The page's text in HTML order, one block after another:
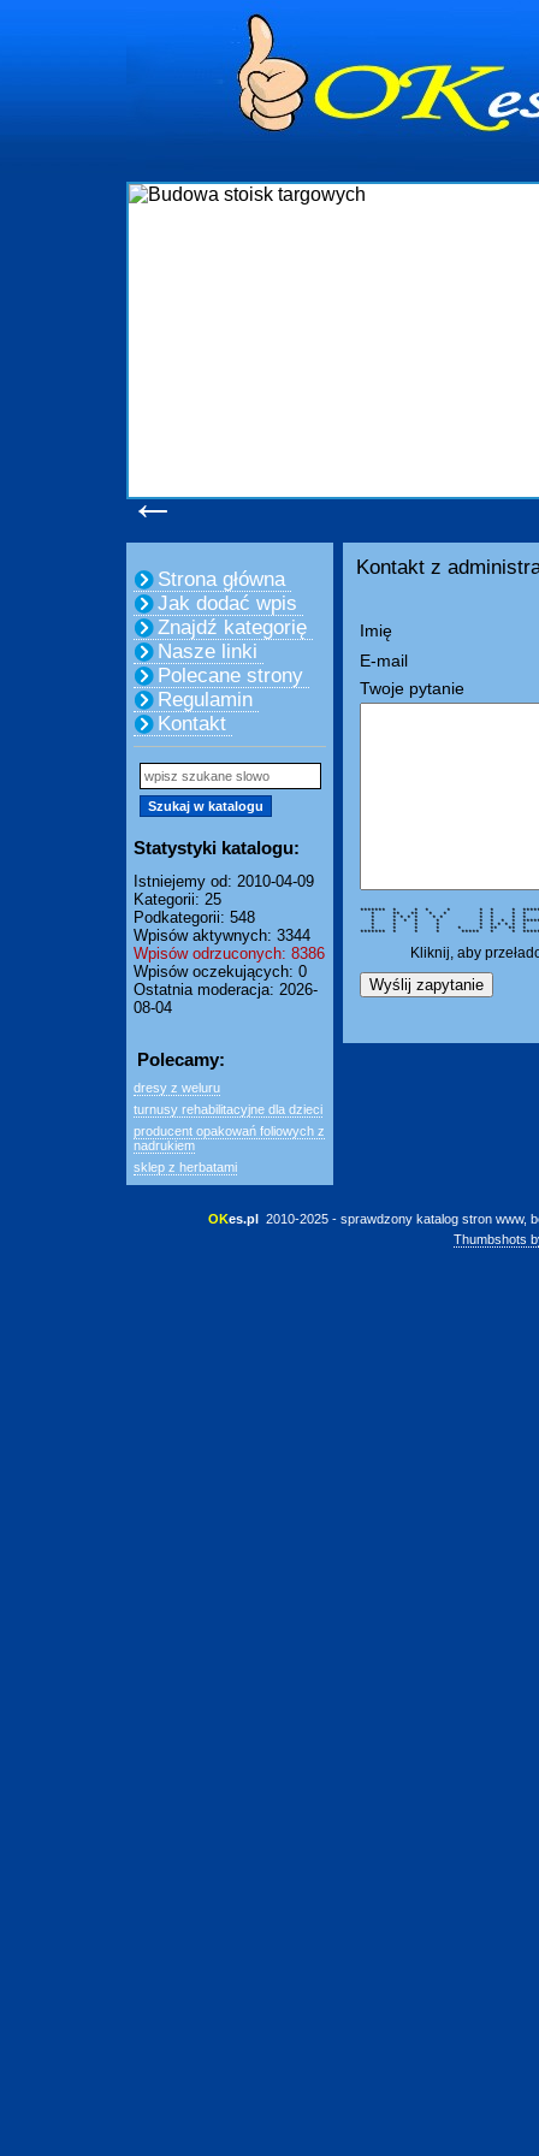
←
Strona główna
Jak dodać wpis
Znajdź kategorię
Nasze linki
Polecane strony
Regulamin
Kontakt
Statystyki katalogu:
Istniejemy od: 2010-04-09
Kategorii: 25
Podkategorii: 548
Wpisów aktywnych: 3344
Wpisów odrzuconych: 8386
Wpisów oczekujących: 0
Ostatnia moderacja: 2026-
08-04
Polecamy:
dresy z weluru
turnusy rehabilitacyjne dla dzieci
producent opakowań foliowych z
nadrukiem
sklep z herbatami
Kontakt z
Imię
E-mail
Twoje pytanie
******* * * * * * * *
* ** ** * * * * *
* * * * * * * * * *
* * * * * * * * *
* * * * * * * * *
* * * * * * ** **
******* * * * ***** * *
Kliknij, aby
OKes.pl 2010-2025 - sprawdzony katalog stron www,
Thumbshots